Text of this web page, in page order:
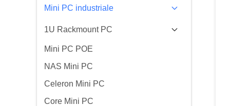
Mini PC industriale
1U Rackmount PC
Mini PC POE
NAS Mini PC
Celeron Mini PC
Core Mini PC